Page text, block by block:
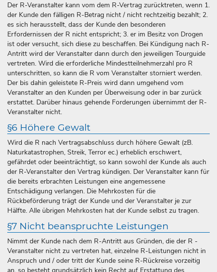
Der R-Veranstalter kann vom dem R-Vertrag zurücktreten, wenn 1.
der Kunde den fälligen R-Betrag nicht / nicht rechtzeitig bezahlt; 2.
es sich herausstellt, dass der Kunde den besonderen
Erfordernissen der R nicht entspricht; 3. er im Besitz von Drogen
ist oder versucht, sich diese zu beschaffen. Bei Kündigung nach R-
Antritt wird der Veranstalter dann durch den jeweiligen Tourguide
vertreten. Wird die erforderliche Mindestteilnehmerzahl pro R
unterschritten, so kann die R vom Veranstalter storniert werden.
Der bis dahin geleistete R-Preis wird dann umgehend vom
Veranstalter an den Kunden per Überweisung oder in bar zurück
erstattet. Darüber hinaus gehende Forderungen übernimmt der R-
Veranstalter nicht.
§6 Höhere Gewalt
Wird die R nach Vertragsabschluss durch höhere Gewalt (zB.
Naturkatastrophen, Streik, Terror ec.) erheblich erschwert,
gefährdet oder beeinträchtigt, so kann sowohl der Kunde als auch
der R-Veranstalter den Vertrag kündigen. Der Veranstalter kann für
die bereits erbrachten Leistungen eine angemessene
Entschädigung verlangen. Die Mehrkosten für die
Rückbeförderung trägt der Kunde und der Veranstalter je zur
Hälfte. Alle übrigen Mehrkosten hat der Kunde selbst zu tragen.
§7 Nicht beanspruchte Leistungen
Nimmt der Kunde nach dem R-Antritt aus Gründen, die der R -
Veranstalter nicht zu vertreten hat, einzelne R-Leistungen nicht in
Anspruch und / oder tritt der Kunde seine R-Rückreise vorzeitig